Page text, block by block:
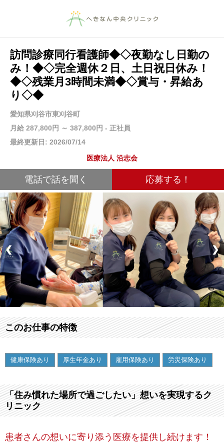
訪問診療同行看護師◆◇夜勤なし日勤の
み！◆◇完全週休２日、土日祝日休み！
◆◇残業月3時間未満◆◇賞与・昇給あ
り◇◆
愛知県刈谷市東刈谷町
月給 287,800円 ～ 387,800円 - 正社員
最終更新日: 2026/07/14
医療法人 沿志会
電話で話を聞く 応募する！
❮ ❯
このお仕事の特徴
健康保険あり 厚生年金あり 雇用保険あり 労災保険あり
「住み慣れた場所で過ごしたい」想いを実現するク
リニック
患者さんの想いに寄り添う医療を提供し続けます！